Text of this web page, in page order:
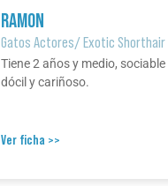
RAMON
Gatos Actores/Exotic Shorthair
Tiene 2 años y medio,
dócil y cariñoso.
Ver ficha >>